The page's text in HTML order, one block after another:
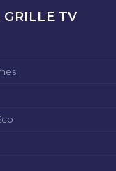
GRILLE TV